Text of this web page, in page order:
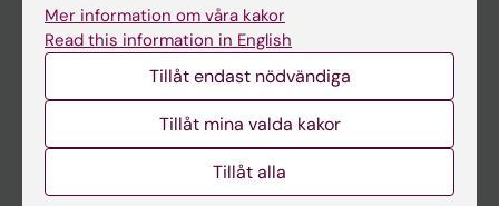
Canvas
Schema
Studentmejlen
Kurs- och programwebbar
Mer information om våra kakor
Read this information in English
Tillåt endast nödvändiga
Tillåt mina valda kakor
Tillåt alla